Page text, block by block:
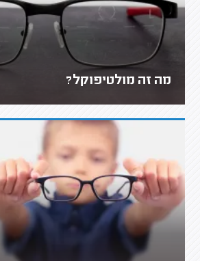
מה זה מולטיפוקל?